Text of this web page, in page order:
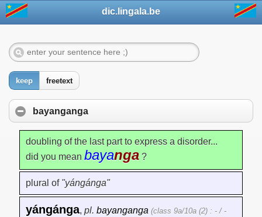
dic.lingala.be
keep freetext
bayanganga
doubling of the last part to express a disorder...
did you mean bayanga ?
plural of "yángánga"
yángánga, pl. bayanganga (class 9a/10a (2) : - / -